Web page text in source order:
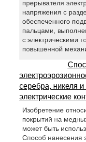
прерывателя
напряжения с
обеспеченного
пальцами,
с электрическими
повышенной
серебра, никеля
электрические
Изобретение
покрытий на
может быть
Способ нанесения